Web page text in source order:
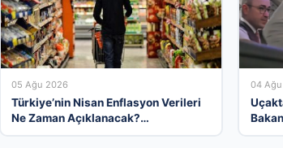
05 Ağu 2026
Türkiye’nin Nisan Enflasyon Verileri
Ne Zaman Açıklanacak?
04